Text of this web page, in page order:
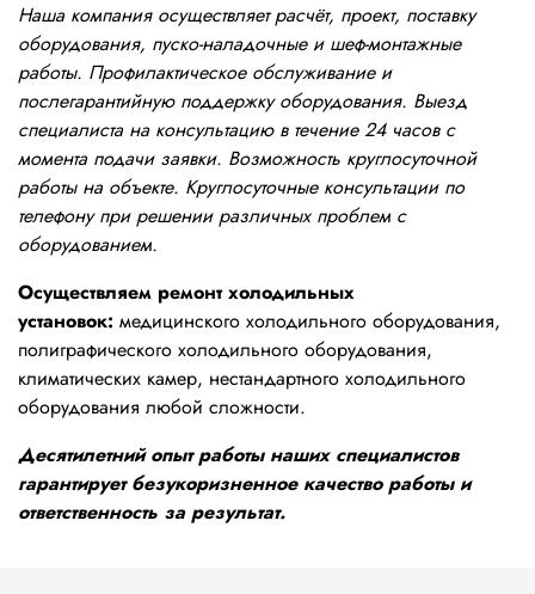
Наша компания осуществляет расчёт, проект, поставку
оборудования, пуско-наладочные и шеф-монтажные
работы. Профилактическое обслуживание и
послегарантийную поддержку оборудования. Выезд
специалиста на консультацию в течение 24 часов с
момента подачи заявки. Возможность круглосуточной
работы на объекте. Круглосуточные консультации по
телефону при решении различных проблем с
оборудованием.
Осуществляем ремонт холодильных
установок: медицинского холодильного оборудования,
полиграфического холодильного оборудования,
климатических камер, нестандартного холодильного
оборудования любой сложности.
Десятилетний опыт работы наших специалистов
гарантирует безукоризненное качество работы и
ответственность за результат.